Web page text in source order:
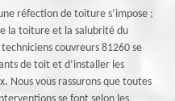
réfection de toiture s’impose ;
la toiture et la salubrité du
couvreurs 81260 se
de toit et d’installer les
Nous vous rassurons que toutes